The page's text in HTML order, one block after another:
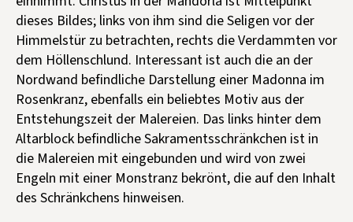
dieses Bildes; links von ihm sind die Seligen vor der
Himmelstür zu betrachten, rechts die Verdammten vor
dem Höllenschlund. Interessant ist auch die an der
Nordwand befindliche Darstellung einer Madonna im
Rosenkranz, ebenfalls ein beliebtes Motiv aus der
Entstehungszeit der Malereien. Das links hinter dem
Altarblock befindliche Sakramentsschränkchen ist in
die Malereien mit eingebunden und wird von zwei
Engeln mit einer Monstranz bekrönt, die auf den Inhalt
des Schränkchens hinweisen.